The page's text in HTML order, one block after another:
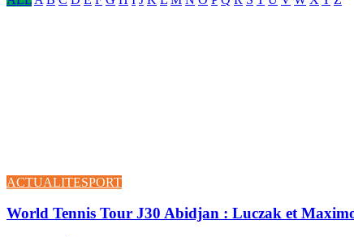
ACTUALITESPORT
World Tennis Tour J30 Abidjan : Luczak et